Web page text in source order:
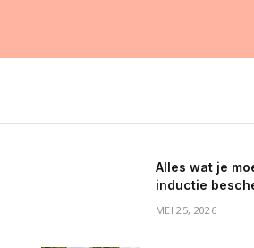
Alles wat je
inductie
MEI 25, 2026